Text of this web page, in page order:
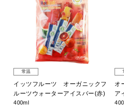
常温
イッツフルーツ オーガニックフ
ルーツウォーターアイスバー(赤)
400ml
オ
ア